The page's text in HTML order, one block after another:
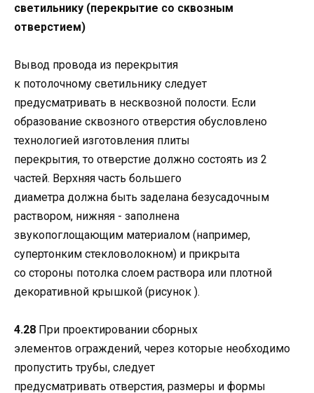
светильнику (перекрытие со сквозным
отверстием)
Вывод провода из перекрытия
к потолочному светильнику следует
предусматривать в несквозной полости. Если
образование сквозного отверстия обусловлено
технологией изготовления плиты
перекрытия, то отверстие должно состоять из 2
частей. Верхняя часть большего
диаметра должна быть заделана безусадочным
раствором, нижняя - заполнена
звукопоглощающим материалом (например,
супертонким стекловолокном) и прикрыта
со стороны потолка слоем раствора или плотной
декоративной крышкой (рисунок ).
4.28 При проектировании сборных
элементов ограждений, через которые необходимо
пропустить трубы, следует
предусматривать отверстия, размеры и формы